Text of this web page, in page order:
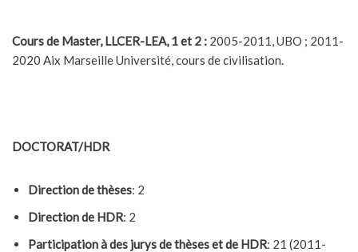
Cours de Master, LLCER-LEA, 1 et 2 : 2005-2011, UBO ; 2011-
2020 Aix Marseille Université, cours de civilisation.
DOCTORAT/HDR
Direction de thèses: 2
Direction de HDR: 2
Participation à des jurys de thèses et de HDR: 21 (2011-